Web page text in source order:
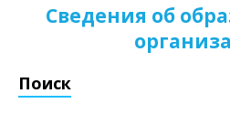
Сведения об
Поиск